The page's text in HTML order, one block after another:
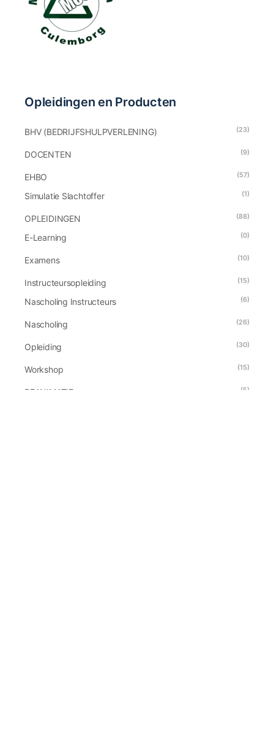
Opleidingen en Producten
BHV (BEDRIJFSHULPVERLENING) (23)
DOCENTEN (9)
EHBO (57)
Simulatie Slachtoffer (1)
OPLEIDINGEN (88)
E-Learning (0)
Examens (10)
Instructeursopleiding (15)
Nascholing Instructeurs (6)
Nascholing (26)
Opleiding (30)
Workshop (15)
REANIMATIE (5)